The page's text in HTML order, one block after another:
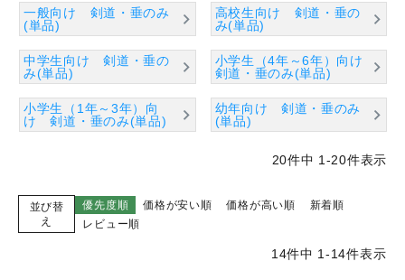
一般向け 剣道・垂のみ
(単品)
高校生向け 剣道・垂の
み(単品)
中学生向け 剣道・垂の
み(単品)
小学生（4年～6年）向け
剣道・垂のみ(単品)
小学生（1年～3年）向
け 剣道・垂のみ(単品)
幼年向け 剣道・垂のみ
(単品)
20件中 1 -20件表示
並び替
え
優先度順 価格が安い順 価格が高い順
新着順
レビュー順
14件中 1-14件表示